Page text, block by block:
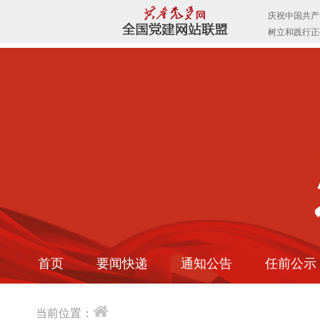
首页 要闻快递 通知公告 任前公示
当前位置：